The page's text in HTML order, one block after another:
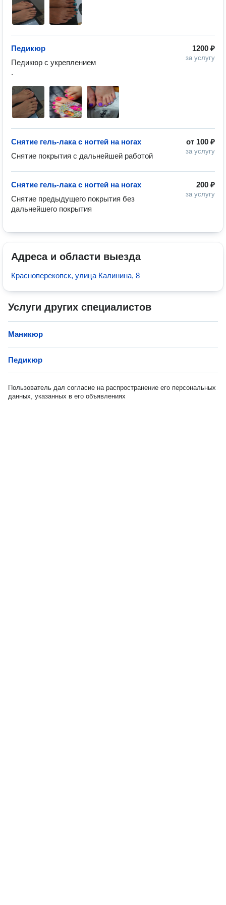
1200 ₽
за услугу
Педикюр
Педикюр с укреплением
от 100 ₽
за услугу
Снятие гель-лака с ногтей на ногах
Снятие покрытия с дальнейшей работой
200 ₽
за услугу
Снятие гель-лака с ногтей на ногах
Снятие предыдущего покрытия без
дальнейшего покрытия
Адреса и области выезда
Красноперекопск, улица Калинина, 8
Услуги других специалистов
Маникюр
Педикюр
Пользователь дал согласие на распространение его персональных
данных, указанных в его объявлениях